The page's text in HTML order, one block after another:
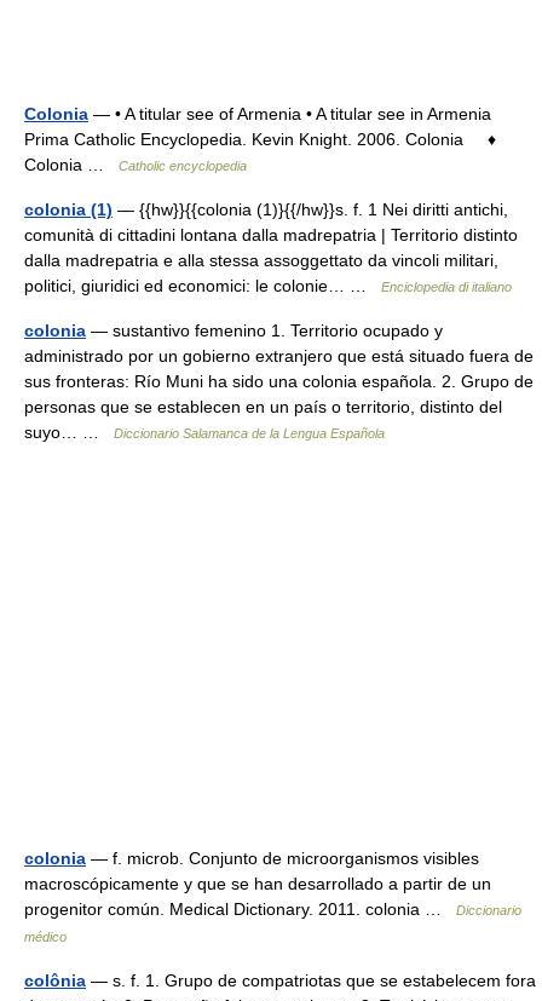
Colonia — • A titular see of Armenia • A titular see in Armenia
Prima Catholic Encyclopedia. Kevin Knight. 2006. Colonia ♦
Colonia …
Catholic encyclopedia
colonia (1) — {{hw}}{{colonia (1)}{{/hw}}s. f. 1 Nei diritti antichi,
comunità di cittadini lontana dalla madrepatria | Territorio distinto
dalla madrepatria e alla stessa assoggettato da vincoli militari,
politici, giuridici ed economici: le colonie… …
Enciclopedia di italiano
colonia — sustantivo femenino 1. Territorio ocupado y
administrado por un gobierno extranjero que está situado fuera de
sus fronteras: Río Muni ha sido una colonia española. 2. Grupo de
personas que se establecen en un país o territorio, distinto del
suyo… …
Diccionario Salamanca de la Lengua Española
colonia — f. microb. Conjunto de microorganismos visibles
macroscópicamente y que se han desarrollado a partir de un
progenitor común. Medical Dictionary. 2011. colonia …
Diccionario
médico
colônia — s. f. 1. Grupo de compatriotas que se estabelecem fora